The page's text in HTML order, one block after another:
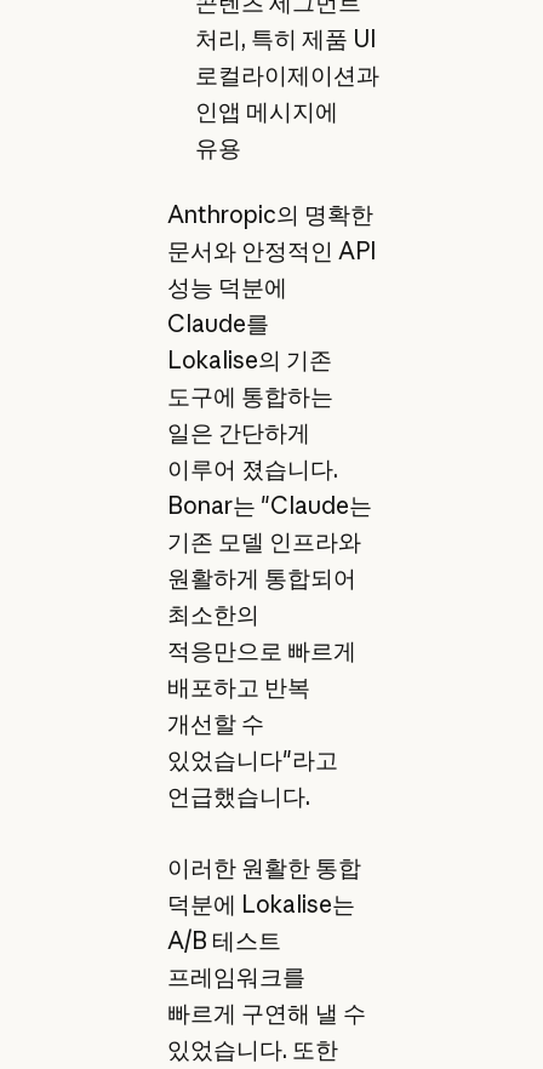
처리, 특히 제품 UI
로컬라이제이션과
인앱 메시지에
유용
Anthropic의 명확한
문서와 안정적인 API
성능 덕분에
Claude를
Lokalise의 기존
도구에 통합하는
일은 간단하게
이루어 졌습니다.
Bonar는 "Claude는
기존 모델 인프라와
원활하게 통합되어
최소한의
적응만으로 빠르게
배포하고 반복
개선할 수
있었습니다"라고
언급했습니다.
이러한 원활한 통합
덕분에 Lokalise는
A/B 테스트
프레임워크를
빠르게 구연해 낼 수
있었습니다. 또한